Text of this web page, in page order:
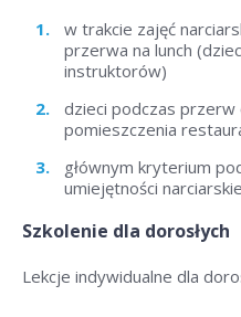
w trakcie zajęć
przerwa na lunch
instruktorów)
dzieci podczas
pomieszczenia
głównym kryterium
umiejętności
Szkolenie dla dorosłych
Lekcje indywidualne dla